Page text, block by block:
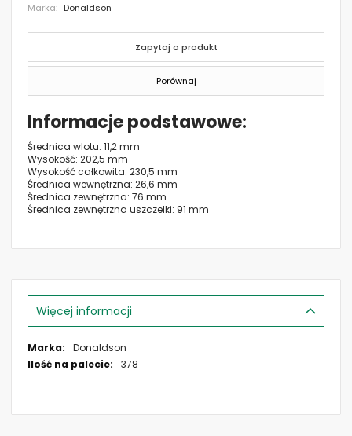
images
Marka Donaldson
Informacje podstawowe
Średnica wlotu: 11,2 mm
Wysokość: 202,5 mm
Wysokość całkowita: 230,5 mm
Średnica wewnętrzna: 26,6 mm
Średnica zewnętrzna: 76 mm
Średnica zewnętrzna uszczelki: 91 mm
Zapytaj o produkt
Porównaj
Więcej informacji
Więcej
informacji
Donaldson
378